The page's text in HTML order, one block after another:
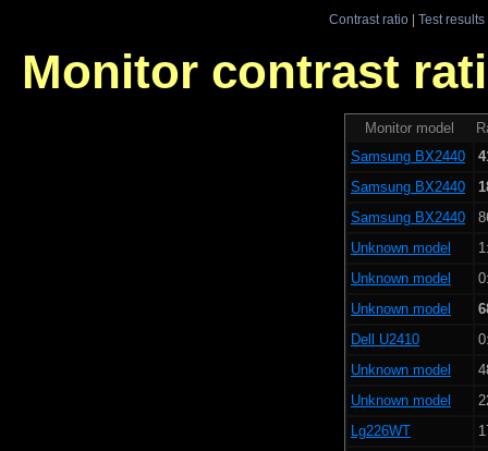
Contrast ratio| Test results
Monitor contrast
Monitor model
Samsung BX2440
Samsung BX2440
Samsung BX2440
Unknown model
Unknown model
Unknown model
Dell U2410
Unknown model
Unknown model
Lg226WT